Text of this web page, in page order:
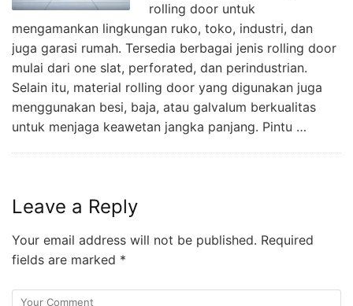
rolling door untuk
mengamankan lingkungan ruko, toko, industri, dan
juga garasi rumah. Tersedia berbagai jenis rolling door
mulai dari one slat, perforated, dan perindustrian.
Selain itu, material rolling door yang digunakan juga
menggunakan besi, baja, atau galvalum berkualitas
untuk menjaga keawetan jangka panjang. Pintu …
Leave a Reply
Your email address will not be published. Required
fields are marked *